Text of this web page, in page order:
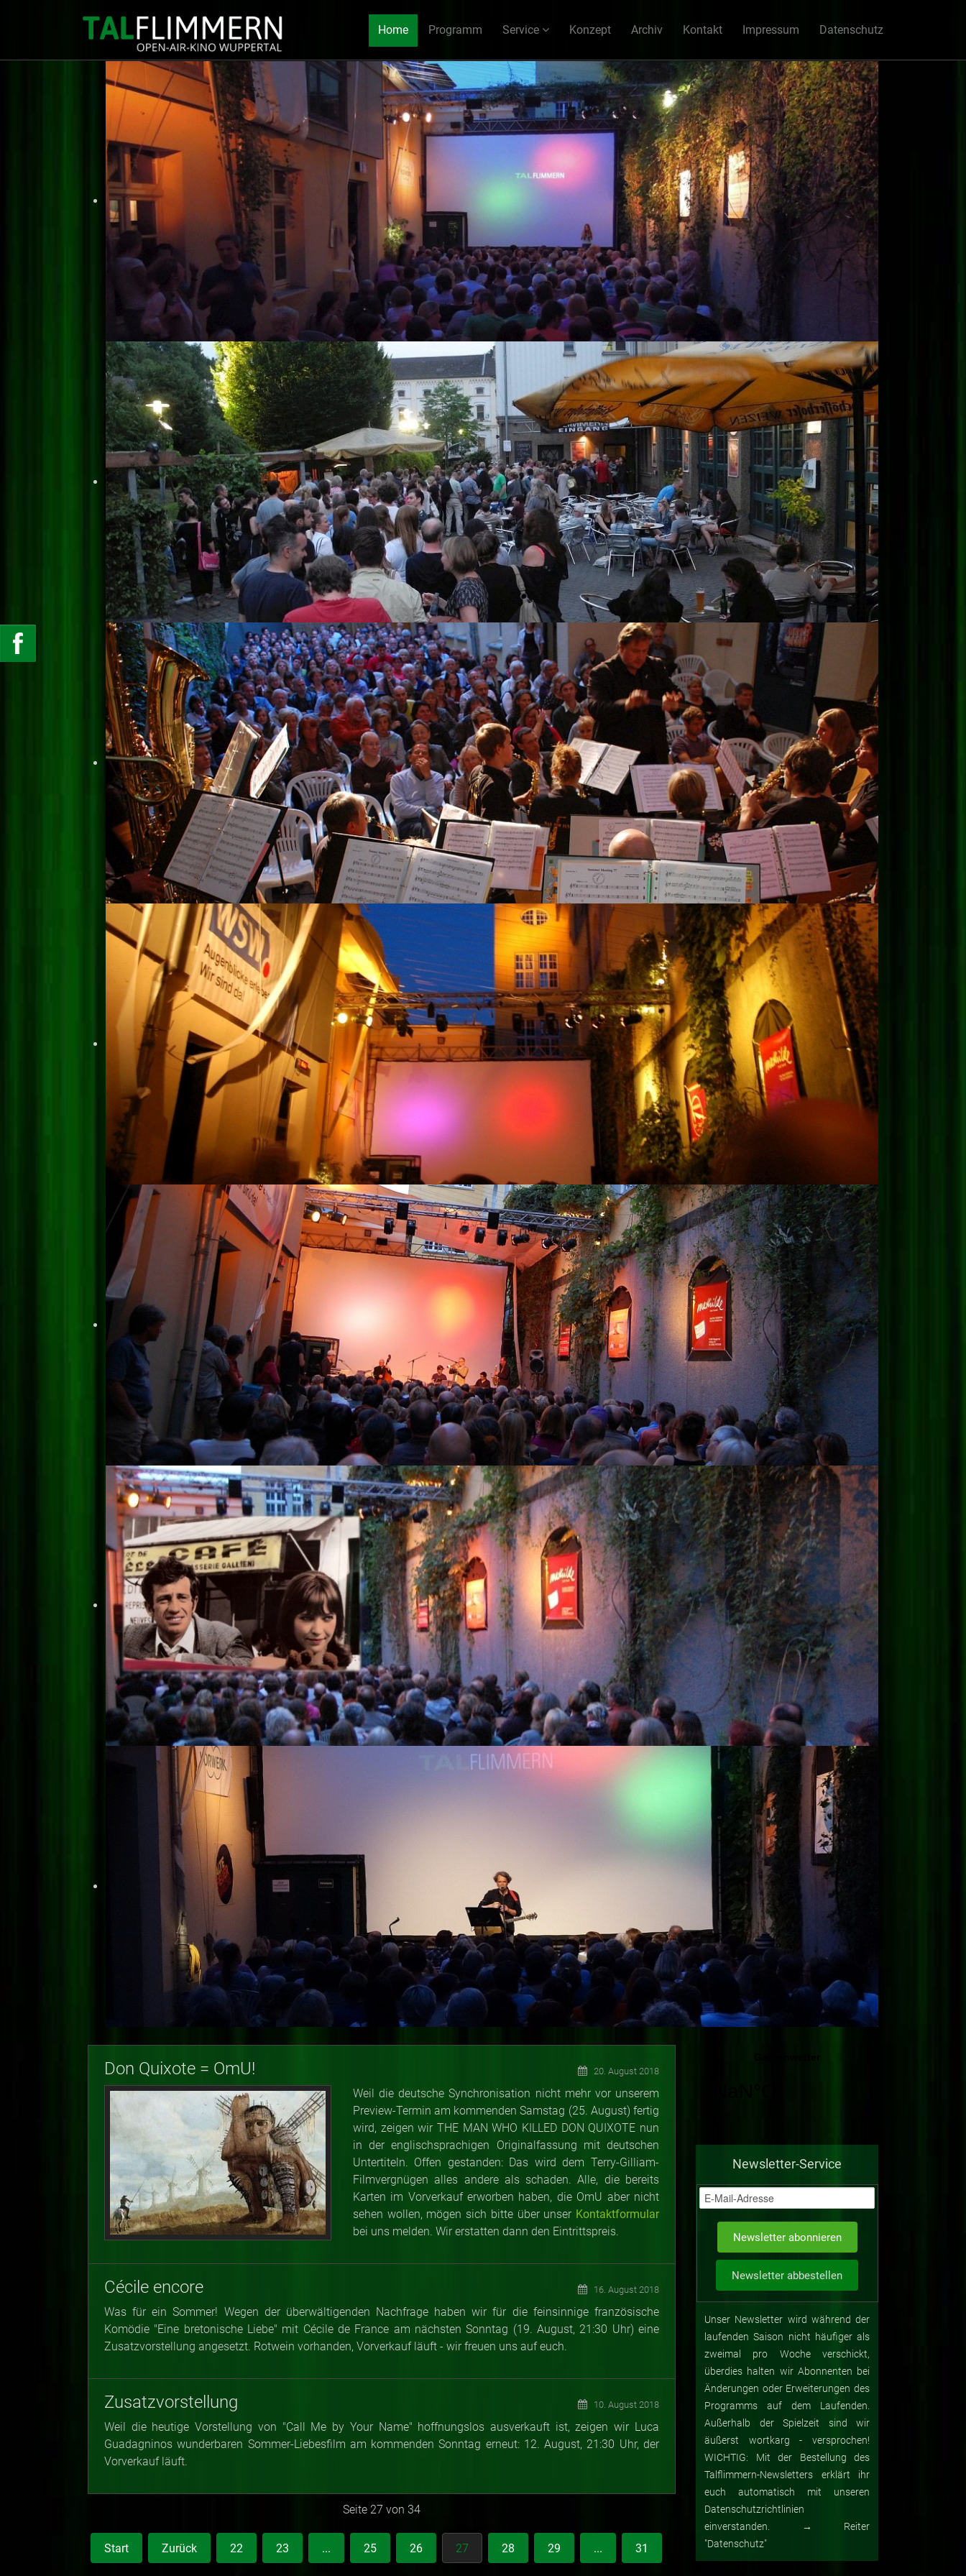
Home Programm Service Konzept Archiv Kontakt Impressum Datenschutz
Don Quixote = OmU! 20. August 2018
Weil die deutsche Synchronisation nicht mehr vor unserem
Preview-Termin am kommenden Samstag (25. August) fertig
wird, zeigen wir THE MAN WHO KILLED DON QUIXOTE nun
in der englischsprachigen Originalfassung mit deutschen
Untertiteln. Offen gestanden: Das wird dem Terry-Gilliam-
Filmvergnügen alles andere als schaden. Alle, die bereits
Karten im Vorverkauf erworben haben, die OmU aber nicht
sehen wollen, mögen sich bitte über unser Kontaktformular
bei uns melden. Wir erstatten dann den Eintrittspreis.
Cécile encore 16. August 2018
Was für ein Sommer! Wegen der überwältigenden Nachfrage haben wir für die feinsinnige französische
Komödie "Eine bretonische Liebe" mit Cécile de France am nächsten Sonntag (19. August, 21:30 Uhr) eine
Zusatzvorstellung angesetzt. Rotwein vorhanden, Vorverkauf läuft - wir freuen uns auf euch.
Zusatzvorstellung 10. August 2018
Weil die heutige Vorstellung von "Call Me by Your Name" hoffnungslos ausverkauft ist, zeigen wir Luca
Guadagninos wunderbaren Sommer-Liebesfilm am kommenden Sonntag erneut: 12. August, 21:30 Uhr, der
Vorverkauf läuft.
Seite 27 von 34
Start Zurück 22 23 ... 25 26 27 28 29 ... 31
Newsletter-Service
Unser Newsletter wird während der
laufenden Saison nicht häufiger als
zweimal pro Woche verschickt,
überdies halten wir Abonnenten bei
Änderungen oder Erweiterungen des
Programms auf dem Laufenden.
Außerhalb der Spielzeit sind wir
äußerst wortkarg - versprochen!
WICHTIG: Mit der Bestellung des
Talflimmern-Newsletters erklärt ihr
euch automatisch mit unseren
Datenschutzrichtlinien
einverstanden. → Reiter
"Datenschutz"